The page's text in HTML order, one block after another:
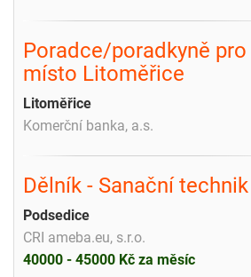
Poradce/poradkyně
místo Litoměřice
Litoměřice
Komerční banka, a.s.
Dělník - Sanační technik
Podsedice
CRI ameba.eu, s.r.o.
40000 - 45000 Kč za měsíc